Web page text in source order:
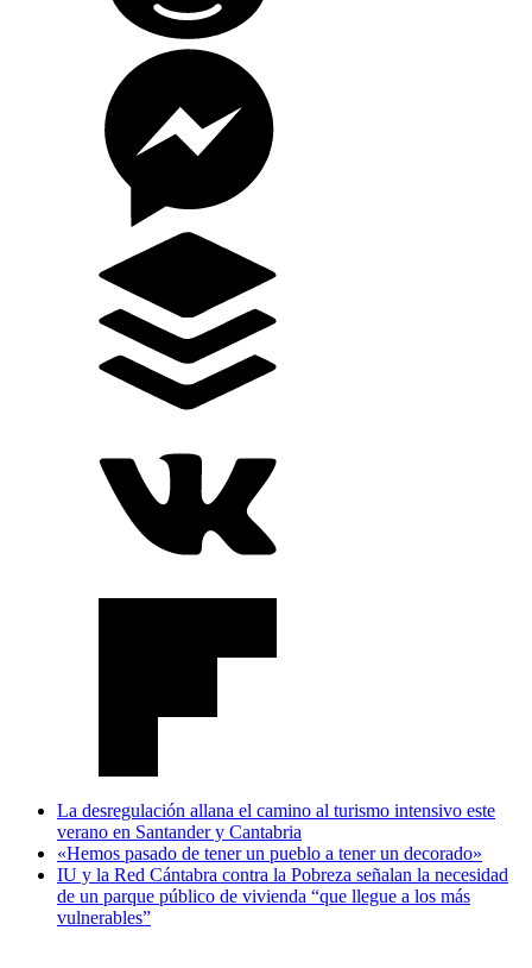
La desregulación allana el camino al turismo intensivo este
verano en Santander y Cantabria
«Hemos pasado de tener un pueblo a tener un decorado»
IU y la Red Cántabra contra la Pobreza señalan la necesidad
de un parque público de vivienda “que llegue a los más
vulnerables”